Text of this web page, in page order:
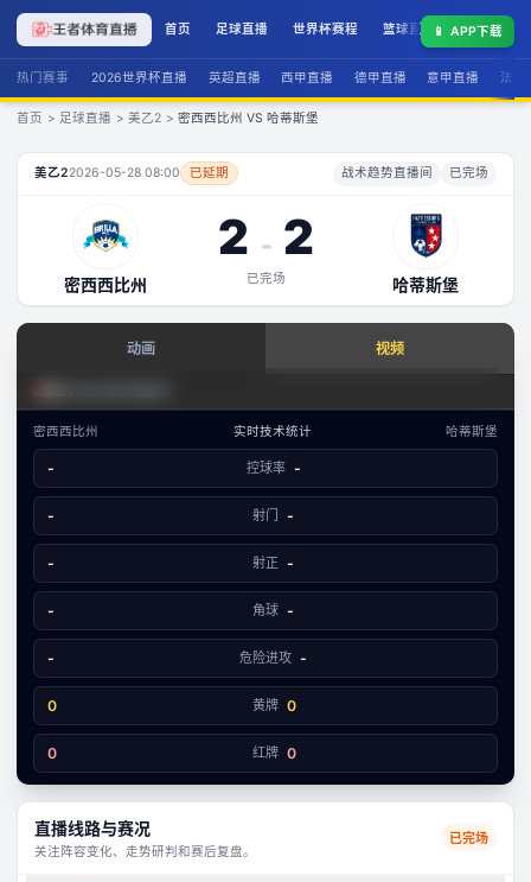
首页 足球直播 世界杯赛程 篮球直播 联赛积分
📱 APP下载
热门赛事 2026世界杯直播 英超直播 西甲直播 德甲直播 意甲直播 法甲
首页 > 足球直播 > 美乙2 > 密西西比州 VS 哈蒂斯堡
密西西比州 VS 哈蒂斯堡直播
美乙22026-05-28 08:00 已延期 战术趋势直播间 已完场
密西西比州
2 - 2
已完场 哈蒂斯堡
动画 视频
美乙2·攻防态势
已结束
密西西比州
2
数据视图
-
哈蒂斯堡
2
密西西比州 实时技术统计 哈蒂斯堡
- 控球率 -
- 射门 -
- 射正 -
- 角球 -
- 危险进攻 -
0 黄牌 0
0 红牌 0
直播线路与赛况
关注阵容变化、走势研判和赛后复盘。
已完场